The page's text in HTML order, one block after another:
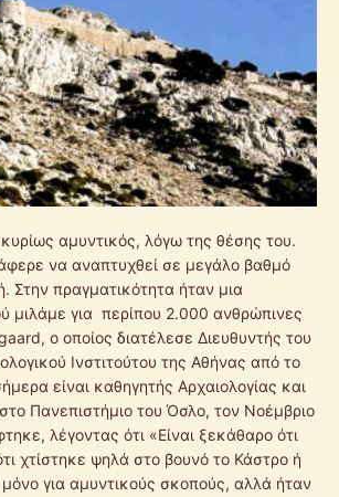
αμυντικός, λόγω της θέσης του.
να αναπτυχθεί σε μεγάλο βαθμό
Στην πραγματικότητα ήταν μια
μιλάμε για περίπου 2.000 ανθρώπινες
ο οποίος διατέλεσε Διευθυντής του
Ινστιτούτου της Αθήνας από το
είναι καθηγητής Αρχαιολογίας και
Πανεπιστήμιο του Όσλο, τον Νοέμβριο
λέγοντας ότι «Είναι ξεκάθαρο ότι
χτίστηκε ψηλά στο βουνό το Κάστρο ή
για αμυντικούς σκοπούς, αλλά ήταν